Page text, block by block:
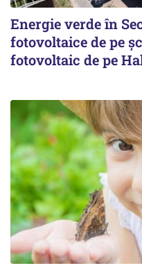
Energie verde în
fotovoltaice de pe
fotovoltaic de pe